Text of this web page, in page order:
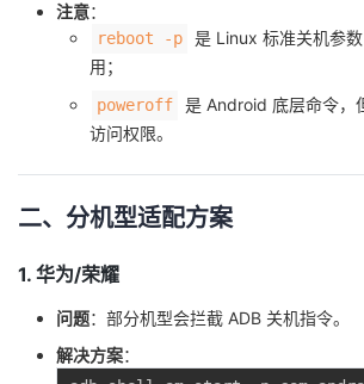
学
堂
Programs
持
我
的
我
注意：
reboot -p
是 Linux 标准关机参
用；
poweroff
是 Android 底层命令，
访问权限。
二、分机型适配方案
1. 华为/荣耀
问题：部分机型会拦截 ADB 关机指令。
解决方案：